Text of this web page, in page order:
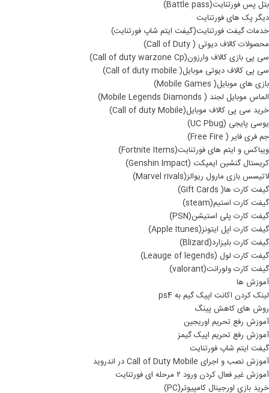
بتل پس فورتنایت(Battle pass)
دیگر پک های فورتنایت
خدمات گیفت فورتنایت(گیفت ایتم شاپ فورتنایت)
محصولات کالاف دیوتی ( Call of Duty)
سی پی بازی کالاف وارزون(Call of duty warzone Cp)
سی پی کالاف دیوتی موبایل( Call of duty mobile)
بازی های موبایل( Mobile Games)
الماس موبایل لجند ( Mobile Legends Diamonds)
خرید سی پی کالاف موبایل(Call of duty Mobile)
یوسی پایجی (UC Pbug)
جم فری فایر ( Free Fire)
ویباکس و ایتم های فورتنایت(Fortnite Items)
کریستال گنشین ایمپکت (Genshin Impact)
لاتیسس بازی مارول ریوالز(Marvel rivals)
گیفت کارت ها( Gift Cards)
گیفت کارت استیم(steam)
گیفت کارت پلی استیشن(PSN)
گیفت کارت اپل ایتونز(Apple Itunes)
گیفت کارت بلیزارد(Blizard)
گیفت کارت لول (Leauge of legends)
گیفت کارت ولورانت(valorant)
آموزش ها
لینک کردن اکانت اپیک گیم به ps4
روش های کاهش پینگ
آموزش رفع تحریم اوریجین
آموزش رفع تحریم اپیک گیمز
گیفت ایتم شاپ فورتنایت
آموزش نصب و اجرای Call of Duty Mobile در اندروید
آموزش غیر فعال کردن ورود ۲ مرحله ای فورتنایت
خرید بازی اورجینال کامپیوتر(PC)